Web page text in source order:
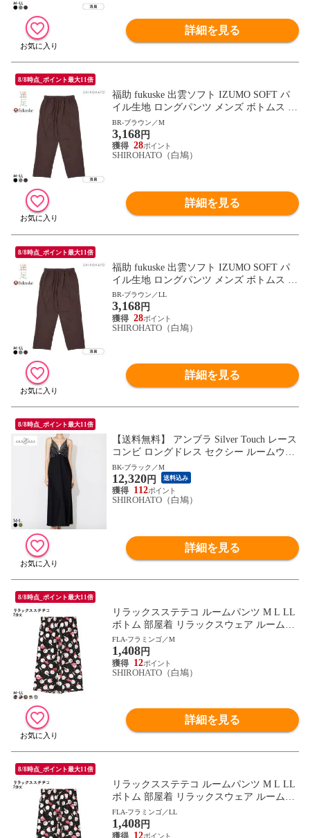
詳細を見る
8/8時点_ポイント最大11倍
福助 fukuske 出雲ソフト IZUMO SOFT パ
イル生地 ロングパンツ メンズ ボトムス ル
ームウェア インナー
BR-ブラウン／M
3,168円
28
SHIROHATO（白鳩）
詳細を見る
8/8時点_ポイント最大11倍
福助 fukuske 出雲ソフト IZUMO SOFT パ
イル生地 ロングパンツ メンズ ボトムス ル
ームウェア インナー
BR-ブラウン／LL
3,168円
28
SHIROHATO（白鳩）
詳細を見る
8/8時点_ポイント最大11倍
【送料無料】 アンブラ Silver Touch レース
コンビ ロングドレス セクシー ルームウェ
ア ネグリジェ ワンピース ANNEBRA
BK-ブラック／M
12,320円 送料込み
112
SHIROHATO（白鳩）
詳細を見る
8/8時点_ポイント最大11倍
リラックスステテコ ルームパンツ M L LL
ボトム 部屋着 リラックスウェア ルームウ
ェア パジャマ ひざ下丈 リラコ ワンマイル
ウェア
FLA-フラミンゴ／M
1,408円
12
SHIROHATO（白鳩）
詳細を見る
8/8時点_ポイント最大11倍
リラックスステテコ ルームパンツ M L LL
ボトム 部屋着 リラックスウェア ルームウ
ェア パジャマ ひざ下丈 リラコ ワンマイル
ウェア
FLA-フラミンゴ／LL
1,408円
12